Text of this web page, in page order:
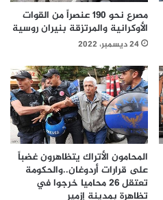
مصرع نحو 190 عنصراً من القوات
الأوكرانية والمرتزقة بنيران روسية
24 ديسمبر، 2022
المحامون الأتراك يتظاهرون غضباً
على قرارات أردوغان..والحكومة
تعتقل 26 محاميا خرجوا في
تظاهرة بمدينة إزمير